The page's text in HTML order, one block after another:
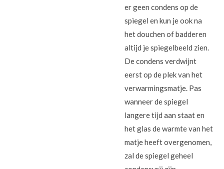
er geen condens op de
spiegel en kun je ook na
het douchen of badderen
altijd je spiegelbeeld zien.
De condens verdwijnt
eerst op de plek van het
verwarmingsmatje. Pas
wanneer de spiegel
langere tijd aan staat en
het glas de warmte van het
matje heeft overgenomen,
zal de spiegel geheel